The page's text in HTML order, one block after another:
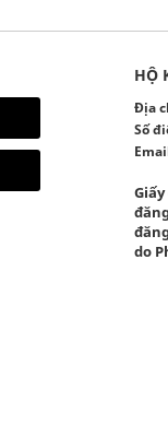
HỘ
Địa
Số
do